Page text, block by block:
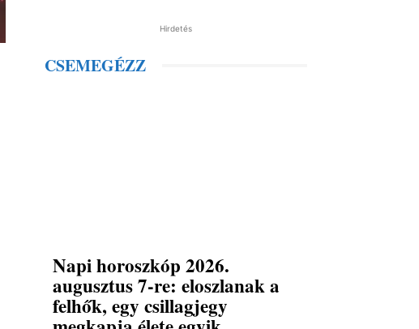
Hirdetés
CSEMEGÉZZ
Napi horoszkóp 2026.
augusztus 7-re: eloszlanak a
felhők, egy csillagjegy